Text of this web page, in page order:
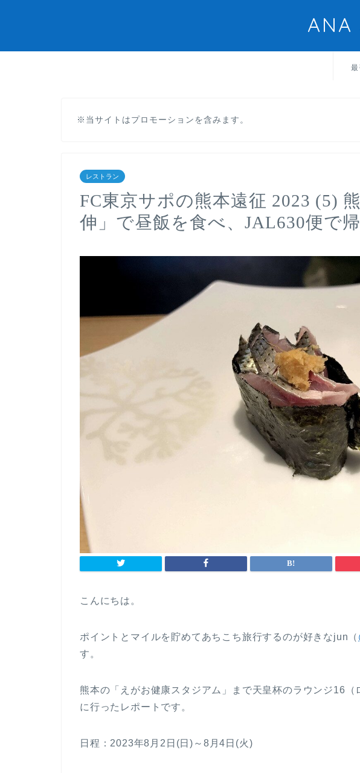
ANA
※当サイトはプロモーションを含みます。
レストラン
FC東京サポの熊本遠征 2023 (5)
伸」で昼飯を食べ、JAL630便で
こんにちは。
ポイントとマイルを貯めてあちこち旅行するのが好きなjun（
す。
熊本の「えがお健康スタジアム」まで天皇杯のラウンジ16
に行ったレポートです。
日程：2023年8月2日(日)～8月4日(火)